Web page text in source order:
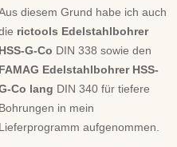
diesem Grund habe ich auch
rictools Edelstahlbohrer
HSS-G-Co DIN 338 sowie den
FAMAG Edelstahlbohrer HSS-
Co lang DIN 340 für tiefere
Bohrungen in mein
Lieferprogramm aufgenommen.